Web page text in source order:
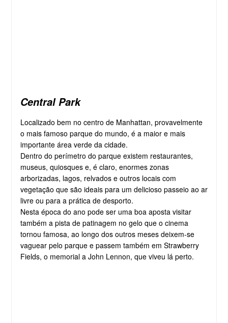
Central Park
Localizado bem no centro de Manhattan, provavelmente
o mais famoso parque do mundo, é a maior e mais
importante área verde da cidade.
Dentro do perímetro do parque existem restaurantes,
museus, quiosques e, é claro, enormes zonas
arborizadas, lagos, relvados e outros locais com
vegetação que são ideais para um delicioso passeio ao ar
livre ou para a prática de desporto.
Nesta época do ano pode ser uma boa aposta visitar
também a pista de patinagem no gelo que o cinema
tornou famosa, ao longo dos outros meses deixem-se
vaguear pelo parque e passem também em Strawberry
Fields, o memorial a John Lennon, que viveu lá perto.